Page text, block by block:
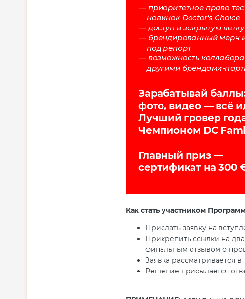
Как стать участником
Прислать заявку на
Прикрепить ссылки на
финальным отзывом о
Заявка рассматривается в
Решение присылается